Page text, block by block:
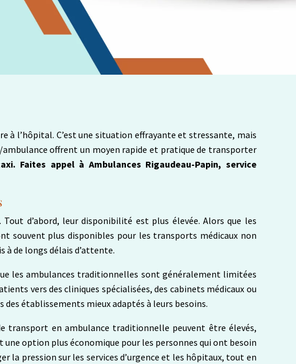
à l’hôpital. C’est une situation effrayante et stressante, mais
ambulance offrent un moyen rapide et pratique de transporter
Faites appel à Ambulances Rigaudeau-Papin, service
d’abord, leur disponibilité est plus élevée. Alors que les
souvent plus disponibles pour les transports médicaux non
de longs délais d’attente.
les ambulances traditionnelles sont généralement limitées
vers des cliniques spécialisées, des cabinets médicaux ou
établissements mieux adaptés à leurs besoins.
transport en ambulance traditionnelle peuvent être élevés,
option plus économique pour les personnes qui ont besoin
la pression sur les services d’urgence et les hôpitaux, tout en